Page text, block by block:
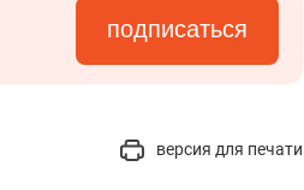
подписаться
версия для печати